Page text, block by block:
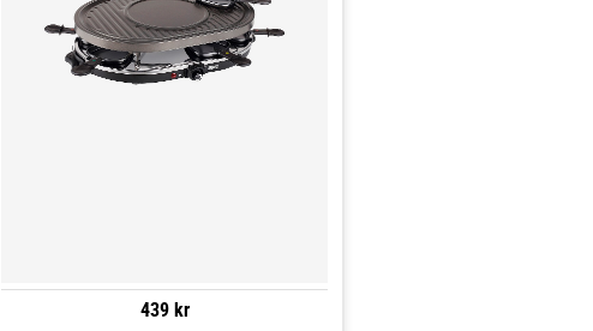
439 kr